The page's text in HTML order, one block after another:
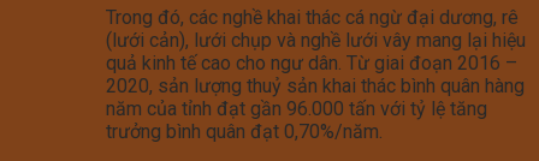
Trong đó, các nghề khai thác cá ngừ đại dương, rê
(lưới cản), lưới chụp và nghề lưới vây mang lại hiệu
quả kinh tế cao cho ngư dân. Từ giai đoạn 2016 –
2020, sản lượng thuỷ sản khai thác bình quân hàng
năm của tỉnh đạt gần 96.000 tấn với tỷ lệ tăng
trưởng bình quân đạt 0,70%/năm.